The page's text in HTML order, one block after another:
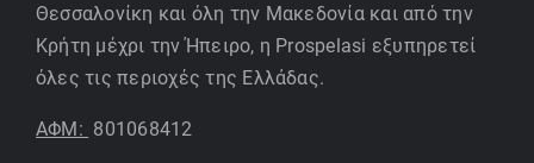
Θεσσαλονίκη και όλη την Μακεδονία και από την
Κρήτη μέχρι την Ήπειρο, η Prospelasi εξυπηρετεί
όλες τις περιοχές της Ελλάδας.
ΑΦΜ: 801068412